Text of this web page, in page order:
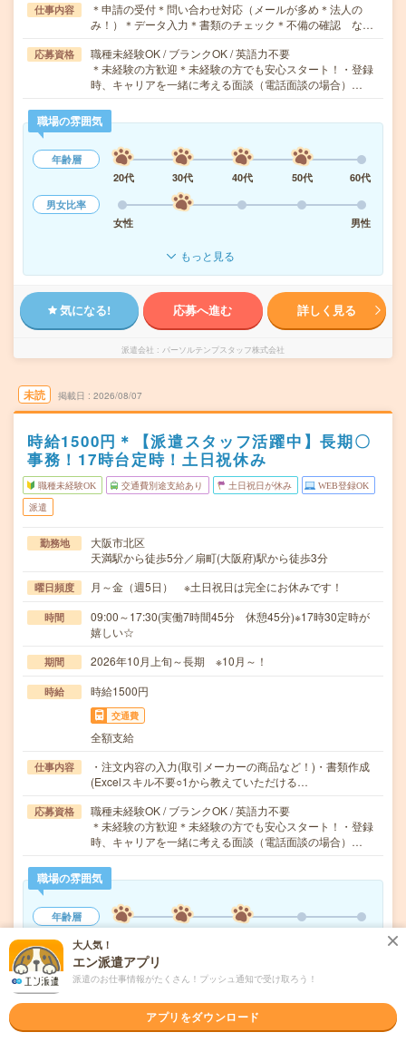
仕事内容
＊申請の受付＊問い合わせ対応（メールが多め＊法人の
み！）＊データ入力＊書類のチェック＊不備の確認 な…
応募資格
職種未経験OK / ブランクOK / 英語力不要
＊未経験の方歓迎＊未経験の方でも安心スタート！・登録
時、キャリアを一緒に考える面談（電話面談の場合）…
職場の雰囲気
年齢層
20代
30代 40代 50代
60代
男女比率
女性
男性
もっと見る
気になる! 応募へ進む 詳しく見る
派遣会社 パーソルテンプスタッフ株式会社
未読 掲載日 2026/08/07
時給1500円＊【派遣スタッフ活躍中】長期〇
事務！17時台定時！土日祝休み
職種未経験OK 交通費別途支給あり 土日祝日が休み WEB登録OK
派遣
勤務地
大阪市北区
天満駅から徒歩5分／扇町(大阪府)駅から徒歩3分
曜日頻度 月～金（週5日） ※土日祝日は完全にお休みです！
時間
09:00～17:30(実働7時間45分 休憩45分)※17時30定時が
嬉しい☆
期間 2026年10月上旬～長期 ※10月～！
時給 時給1500円
交通費
全額支給
仕事内容
・注文内容の入力(取引メーカーの商品など！)・書類作成
(Excelスキル不要○1から教えていただける…
応募資格
職種未経験OK / ブランクOK / 英語力不要
＊未経験の方歓迎＊未経験の方でも安心スタート！・登録
時、キャリアを一緒に考える面談（電話面談の場合）…
職場の雰囲気
年齢層
男女比率
女性
もっと見る
大人気！
エン派遣アプリ
派遣のお仕事情報がたくさん！プッシュ通知で受け取ろう！
アプリをダウンロード